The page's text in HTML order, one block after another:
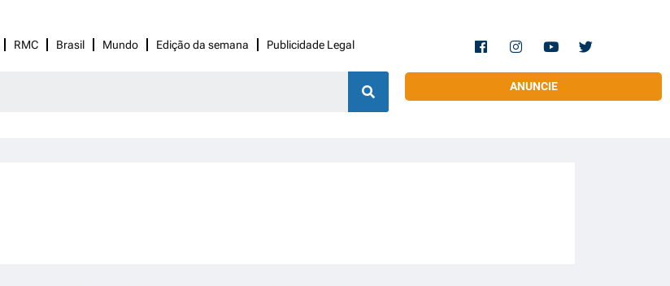
RMC Brasil Mundo Edição da semana Publicidade Legal
ANUNCIE